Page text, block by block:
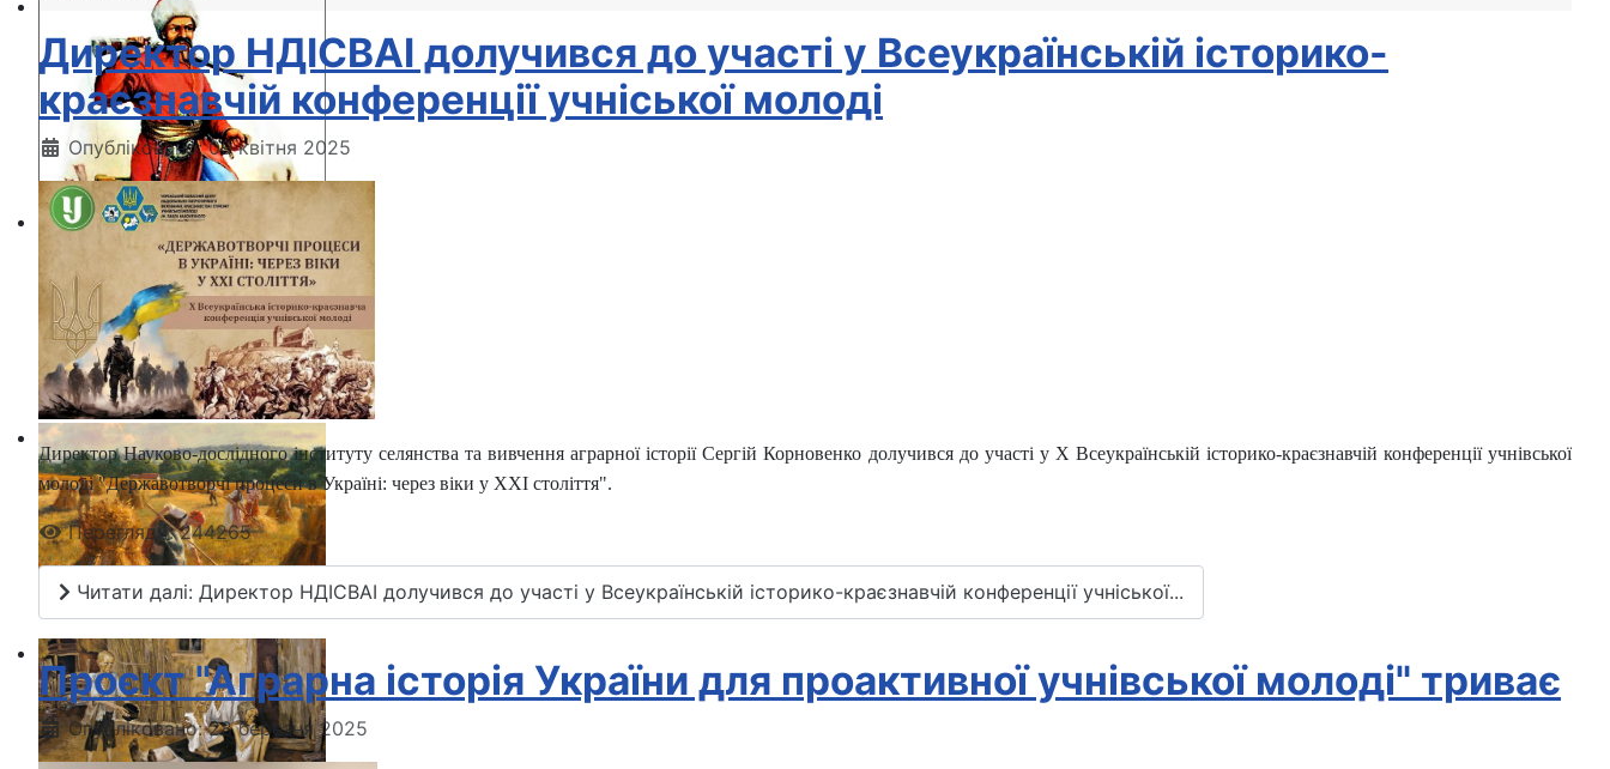
Директор НДІСВАІ долучився до участі у Всеукраїнській історико-
краєзнавчій конференції учніської молоді
Опубліковано: 09 квітня 2025
Директор Науково-дослідного інституту селянства та вивчення аграрної історії Сергій Корновенко долучився до участі у Х Всеукраїнській історико-краєзнавчій конференції учнівської
молоді "Державотворчі процеси в Україні: через віки у ХХІ століття".
Перегляди: 244265
Читати далі: Директор НДІСВАІ долучився до участі у Всеукраїнській історико-краєзнавчій конференції учніської...
Проєкт "Аграрна історія України для проактивної учнівської молоді" триває
Опубліковано: 28 березня 2025